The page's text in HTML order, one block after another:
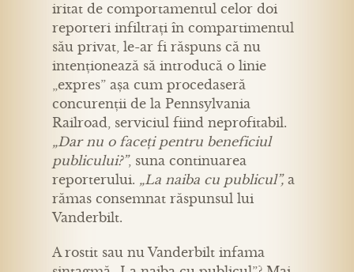
iritat de comportamentul celor doi
reporteri infiltrați în compartimentul
său privat, le-ar fi răspuns că nu
intenționează să introducă o linie
„expres” așa cum procedaseră
concurenții de la Pennsylvania
Railroad, serviciul fiind neprofitabil.
„Dar nu o faceți pentru beneficiul
publicului?”, suna continuarea
reporterului. „La naiba cu publicul”,a
rămas consemnat răspunsul lui
Vanderbilt.
A rostit sau nu Vanderbilt infama